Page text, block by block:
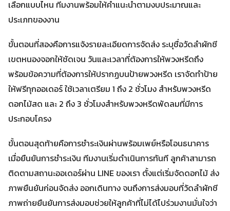
เลือกแบบไหน ทีมงานพร้อมให้คำแนะนำตามงบประมาณและ
ประเภทของงาน
ขั้นตอนที่สองคือการแจ้งรายละเอียดการจัดส่ง ระบุชื่อวัดลำผักชี
เขตหนองจอกให้ชัดเจน วันและเวลาที่ต้องการให้พวงหรีดถึง
พร้อมข้อความที่ต้องการให้ปรากฏบนป้ายพวงหรีด เราจัดทำป้าย
ให้ฟรีทุกออเดอร์ ใช้เวลาเตรียม 1 ถึง 2 ชั่วโมง สำหรับพวงหรีด
ดอกไม้สด และ 2 ถึง 3 ชั่วโมงสำหรับพวงหรีดพัดลมที่มีการ
ประกอบโครง
ขั้นตอนสุดท้ายคือการชำระเงินผ่านพร้อมเพย์หรือโอนธนาคาร
เมื่อยืนยันการชำระเงิน ทีมงานเริ่มดำเนินการทันที ลูกค้าสามารถ
ติดตามสถานะออเดอร์ผ่าน LINE ของเรา ตั้งแต่เริ่มจัดดอกไม้ ส่ง
ภาพยืนยันก่อนจัดส่ง ออกเดินทาง จนถึงการส่งมอบที่วัดลำผักชี
ภาพถ่ายยืนยันการส่งมอบช่วยให้ลูกค้าที่ไม่ได้ไปร่วมงานมั่นใจว่า